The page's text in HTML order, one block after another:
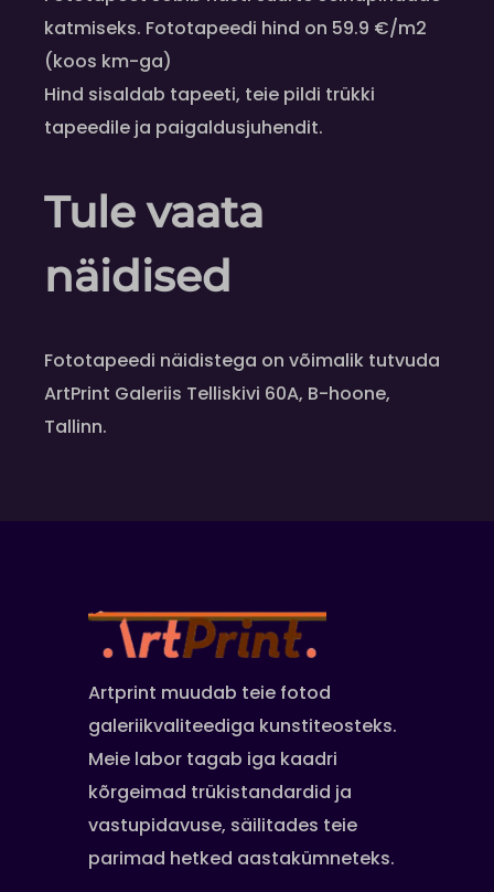
katmiseks. Fototapeedi hind on 59.9 €/m2
(koos km-ga)
Hind sisaldab tapeeti, teie pildi trükki
tapeedile ja paigaldusjuhendit.
Tule vaata
näidised
Fototapeedi näidistega on võimalik tutvuda
ArtPrint Galeriis Telliskivi 60A, B-hoone,
Tallinn.
Artprint muudab teie fotod
galeriikvaliteediga kunstiteosteks.
Meie labor tagab iga kaadri
kõrgeimad trükistandardid ja
vastupidavuse, säilitades teie
parimad hetked aastakümneteks.